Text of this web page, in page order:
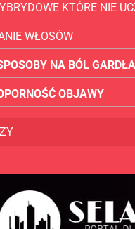
KTÓRE NIE
WŁOSÓW
NA BÓL GARDŁA
OBJAWY